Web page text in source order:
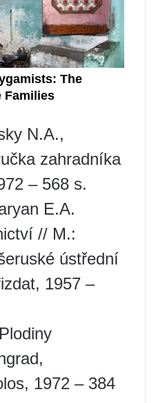
N.A.,
zahradníka
– 568 s.
E.A.
// M.:
ústřední
1957 –
1972 – 384